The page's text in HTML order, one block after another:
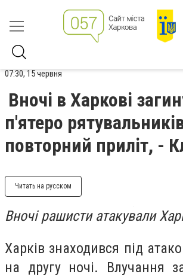
07:30, 15 червня
Вночі в Харкові
п'ятеро
повторний приліт, -
Читать на русском
Вночі рашисти атакували
Харків знаходився під
на другу ночі. Влучання